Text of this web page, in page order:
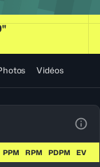
Vidéos
PPM RPM PDPM EV